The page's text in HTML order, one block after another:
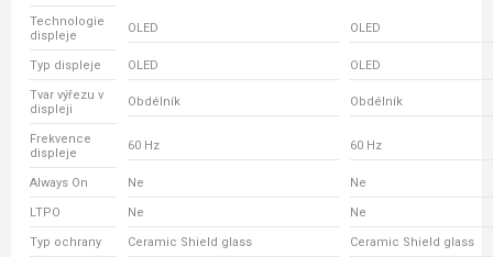
Technologie
displeje
OLED OLED
Typ displeje OLED OLED
Tvar výřezu v
displeji
Obdélník Obdélník
Frekvence
displeje
60 Hz 60 Hz
Always On Ne Ne
LTPO Ne Ne
Typ ochrany Ceramic Shield glass Ceramic Shield glass